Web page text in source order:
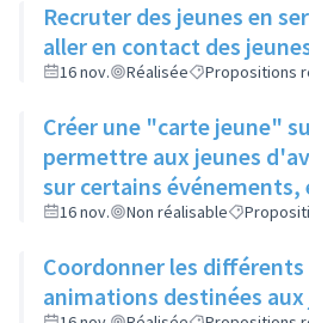
Recruter des jeunes en
aller en contact des
16 nov. Réalisée Propositions
Créer une "carte jeune"
permettre aux jeunes
sur certains
leur participation aux
16 nov. Non réalisable
Coordonner les
animations destinées aux